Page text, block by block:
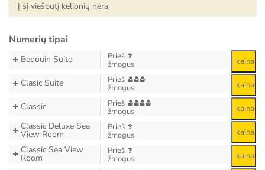
Į šį viešbutį kelionių nėra
Numerių tipai
Bedouin Suite Prieš
žmogus kaina
Clasic Suite Prieš
žmogus kaina
Classic Prieš
žmogus kaina
Classic Deluxe Sea
View Room
Prieš
žmogus kaina
Classic Sea View
Room
Prieš
žmogus kaina